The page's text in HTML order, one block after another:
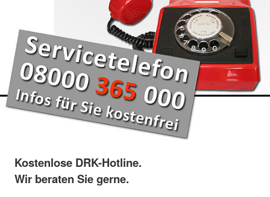
Kostenlose DRK-Hotline.
Wir beraten Sie gerne.